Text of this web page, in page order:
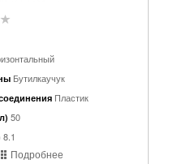
Бутилкаучук
Пластик
50
8.1
Подробнее